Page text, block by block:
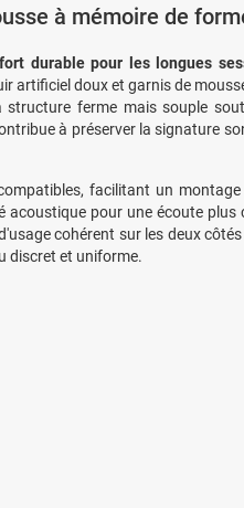
à mémoire de
durable pour les longues
artificiel doux et garnis de
ferme mais souple
à préserver la signature
facilitant un
acoustique pour une écoute
cohérent sur les deux
discret et uniforme.